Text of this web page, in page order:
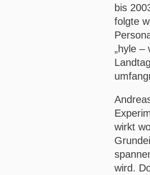
bis
folgte
„hyle –
wirkt
wird.